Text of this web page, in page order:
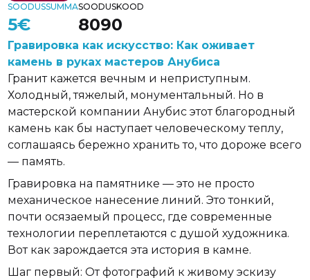
SOODUSSUMMA
5€
SOODUSKOOD
8090
Гравировка как искусство: Как оживает
камень в руках мастеров Анубиса
Гранит кажется вечным и неприступным.
Холодный, тяжелый, монументальный. Но в
мастерской компании Анубис этот благородный
камень как бы наступает человеческому теплу,
соглашаясь бережно хранить то, что дороже всего
— память.
Гравировка на памятнике — это не просто
механическое нанесение линий. Это тонкий,
почти осязаемый процесс, где современные
технологии переплетаются с душой художника.
Вот как зарождается эта история в камне.
Шаг первый: От фотографий к живому эскизу